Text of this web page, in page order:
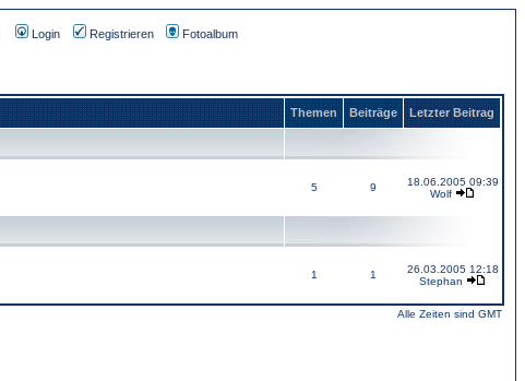
Login Registrieren Fotoalbum
Themen Beiträge Letzter Beitrag
5 9
18.06.2005 09:39
Wolf
1 1
26.03.2005 12:18
Stephan
Alle Zeiten sind GMT